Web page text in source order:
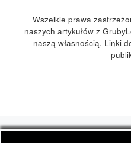
Wszelkie prawa
naszych artykułów z
naszą własnością. Linki